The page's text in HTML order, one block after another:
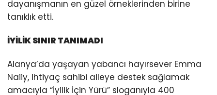
dayanışmanın en güzel örneklerinden birine
tanıklık etti.
İYİLİK SINIR TANIMADI
Alanya’da yaşayan yabancı hayırsever Emma
Naiiy, ihtiyaç sahibi aileye destek sağlamak
amacıyla “İyilik İçin Yürü” sloganıyla 400